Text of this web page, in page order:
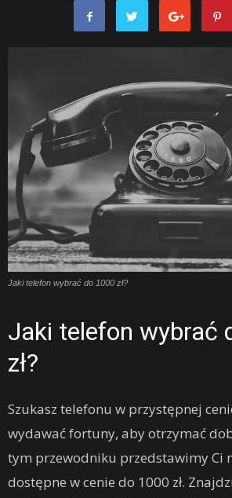
Jaki telefon wybrać do 1000 zł?
Jaki telefon wybrać
zł?
Szukasz telefonu w przystępnej
wydawać fortuny, aby otrzymać
tym przewodniku przedstawimy Ci
dostępne w cenie do 1000 zł.